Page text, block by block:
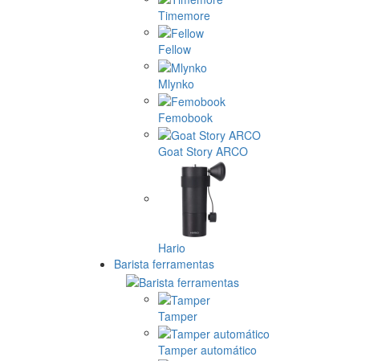
Timemore
Fellow
Mlynko
Femobook
Goat Story ARCO
Hario
Barista ferramentas
Tamper
Tamper automático